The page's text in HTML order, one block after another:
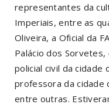
representantes da
Imperiais, entre as
Oliveira, a Oficial da
Palácio dos
policial civil da cidade
professora da cidade
entre outras.